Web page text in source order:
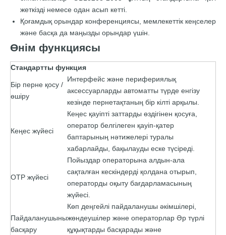
жеткізді немесе одан асып кетті.
Қоғамдық орындар конференциясы, мемлекеттік кеңселер
және басқа да маңызды орындар үшін.
Өнім функциясы
Стандартты функция
Бір перне қосу /
өшіру
Интерфейс және перифериялық
аксессуарларды автоматты түрде енгізу
кезінде пернетақтаның бір кілті арқылы.
Кеңес жүйесі
Кеңес қауіпті заттарды өздігінен қосуға,
оператор белгілеген қауіп-қатер
баптарының нәтижелері туралы
хабарлайды, бақылауды еске түсіреді.
OTP жүйесі
Пойыздар операторына алдын-ала
сақталған кескіндерді қолдана отырып,
операторды оқыту бағдарламасының
жүйесі.
Пайдаланушыны
басқару
Көп деңгейлі пайдаланушы әкімшілері,
жөндеушілер және операторлар Әр түрлі
құқықтарды басқарады және